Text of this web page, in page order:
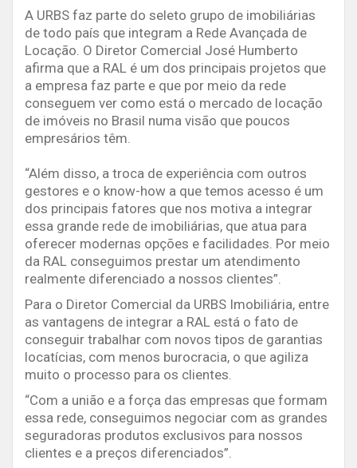
A URBS faz parte do seleto grupo de imobiliárias
de todo país que integram a Rede Avançada de
Locação. O Diretor Comercial José Humberto
afirma que a RAL é um dos principais projetos que
a empresa faz parte e que por meio da rede
conseguem ver como está o mercado de locação
de imóveis no Brasil numa visão que poucos
empresários têm.
“Além disso, a troca de experiência com outros
gestores e o know-how a que temos acesso é um
dos principais fatores que nos motiva a integrar
essa grande rede de imobiliárias, que atua para
oferecer modernas opções e facilidades. Por meio
da RAL conseguimos prestar um atendimento
realmente diferenciado a nossos clientes”.
Para o Diretor Comercial da URBS Imobiliária, entre
as vantagens de integrar a RAL está o fato de
conseguir trabalhar com novos tipos de garantias
locatícias, com menos burocracia, o que agiliza
muito o processo para os clientes.
“Com a união e a força das empresas que formam
essa rede, conseguimos negociar com as grandes
seguradoras produtos exclusivos para nossos
clientes e a preços diferenciados”.